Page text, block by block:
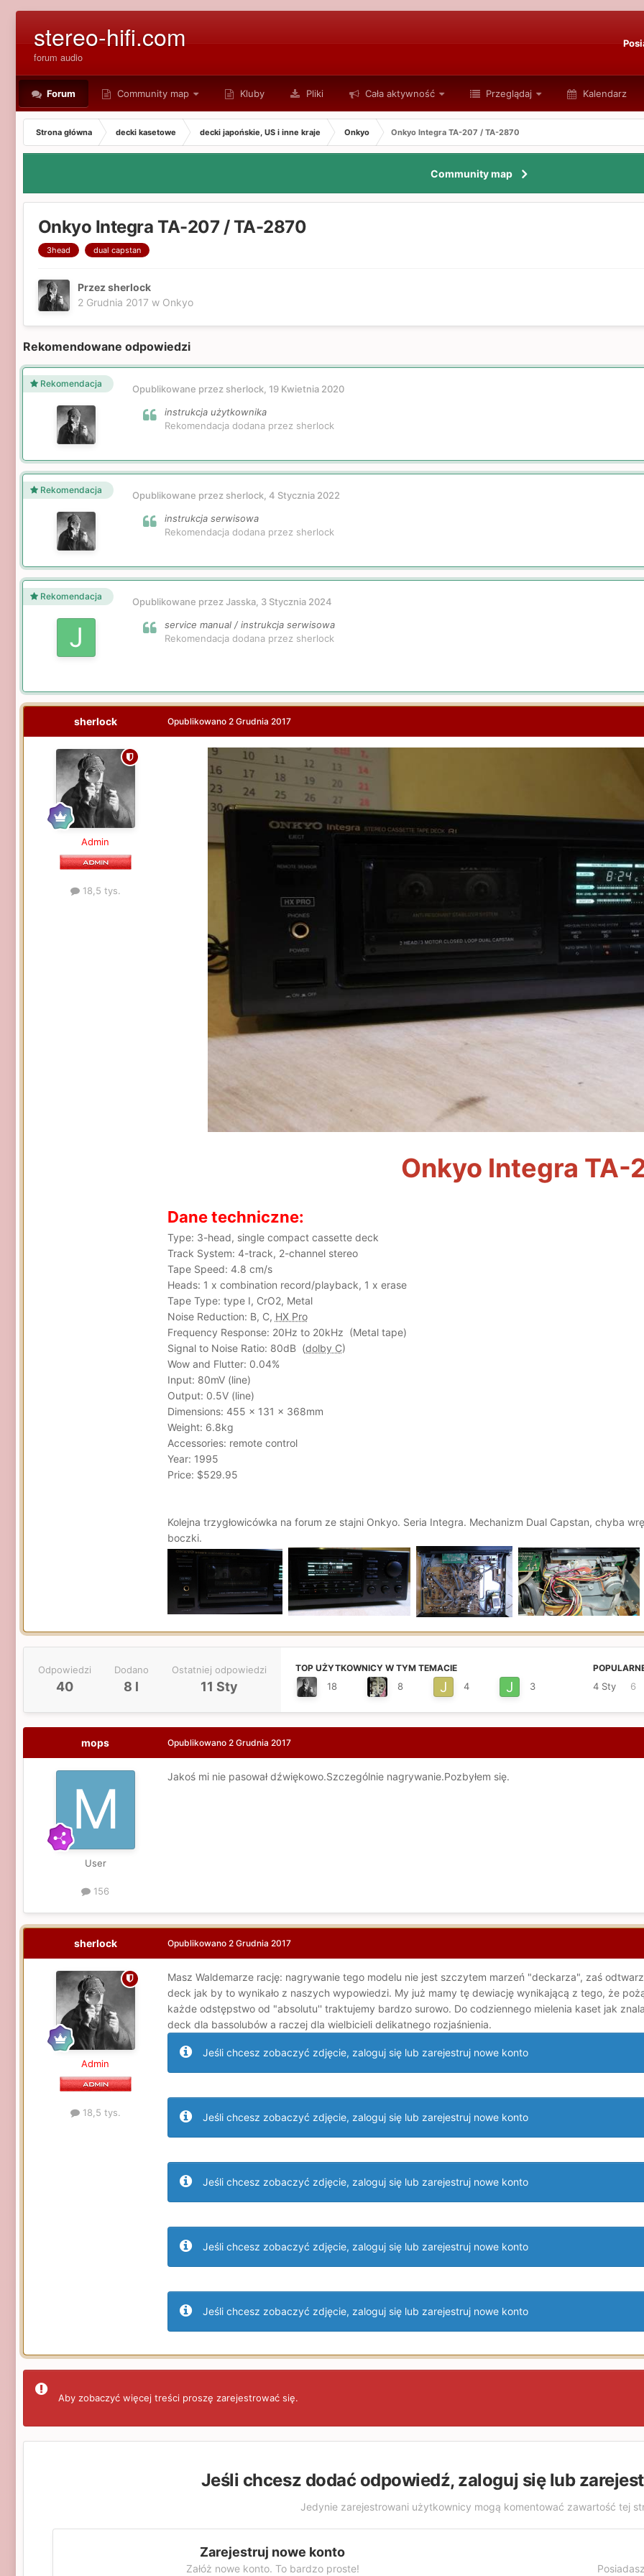
stereo-hifi.com
forum audio
Forum Community map Kluby Pliki Cała aktywność Przeglądaj Kalendarz
Strona główna decki kasetowe decki japońskie, US i inne kraje Onkyo Onkyo Integra TA-207 / TA-2870
Community map
Onkyo Integra TA-207 / TA-2870
3head dual capstan
Przez sherlock
2 Grudnia 2017 w Onkyo
Rekomendowane odpowiedzi
Rekomendacja Opublikowane przez sherlock, 19 Kwietnia 2020
instrukcja użytkownika
Rekomendacja dodana przez sherlock
Rekomendacja Opublikowane przez sherlock, 4 Stycznia 2022
instrukcja serwisowa
Rekomendacja dodana przez sherlock
Rekomendacja Opublikowane przez Jasska, 3 Stycznia 2024
service manual / instrukcja serwisowa
Rekomendacja dodana przez sherlock
sherlock
Admin
18,5 tys.
Opublikowano 2 Grudnia 2017
Onkyo Integra TA-
Dane techniczne:
Type: 3-head, single compact cassette deck
Track System: 4-track, 2-channel stereo
Tape Speed: 4.8 cm/s
Heads: 1 x combination record/playback, 1 x erase
Tape Type: type I, CrO2, Metal
Noise Reduction: B, C, HX Pro
Frequency Response: 20Hz to 20kHz (Metal tape)
Signal to Noise Ratio: 80dB (dolby C)
Wow and Flutter: 0.04%
Input: 80mV (line)
Output: 0.5V (line)
Dimensions: 455 x 131 x 368mm
Weight: 6.8kg
Accessories: remote control
Year: 1995
Price: $529.95
Kolejna trzygłowicówka na forum ze stajni Onkyo. Seria Integra. Mechanizm Dual Capstan, chyba
boczki.
Odpowiedzi
40
Dodano
8 l
Ostatniej odpowiedzi
11 Sty
TOP UŻYTKOWNICY W TYM TEMACIE
18 8 4 3 4 Sty 6
mops
User
156
Opublikowano 2 Grudnia 2017
Jakoś mi nie pasował dźwiękowo.Szczególnie nagrywanie.Pozbyłem się.
sherlock
Admin
18,5 tys.
Opublikowano 2 Grudnia 2017
Masz Waldemarze rację: nagrywanie tego modelu nie jest szczytem marzeń "deckarza", zaś
deck jak by to wynikało z naszych wypowiedzi. My już mamy tę dewiację wynikającą z tego, że
każde odstępstwo od "absolutu'' traktujemy bardzo surowo. Do codziennego mielenia kaset jak
deck dla bassolubów a raczej dla wielbicieli delikatnego rozjaśnienia.
Jeśli chcesz zobaczyć zdjęcie, zaloguj się lub zarejestruj nowe konto
Jeśli chcesz zobaczyć zdjęcie, zaloguj się lub zarejestruj nowe konto
Jeśli chcesz zobaczyć zdjęcie, zaloguj się lub zarejestruj nowe konto
Jeśli chcesz zobaczyć zdjęcie, zaloguj się lub zarejestruj nowe konto
Jeśli chcesz zobaczyć zdjęcie, zaloguj się lub zarejestruj nowe konto
Aby zobaczyć więcej treści proszę zarejestrować się.
Jeśli chcesz dodać odpowiedź, zaloguj się lub
Jedynie zarejestrowani użytkownicy mogą komentować zawartość tej
Zarejestruj nowe konto
Załóż nowe konto. To bardzo proste!